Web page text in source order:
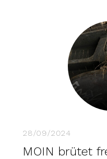
28/09/2024
MOIN brütet